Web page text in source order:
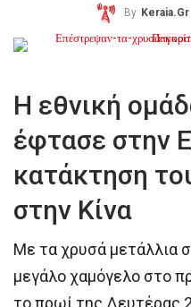
By Keraia.gr
H εθνική
έφτασε στην
κατάκτηση
στην Κίνα
Με τα χρυσά μετάλλια
μεγάλο χαμόγελο στο
το πρωί της Δευτέρας